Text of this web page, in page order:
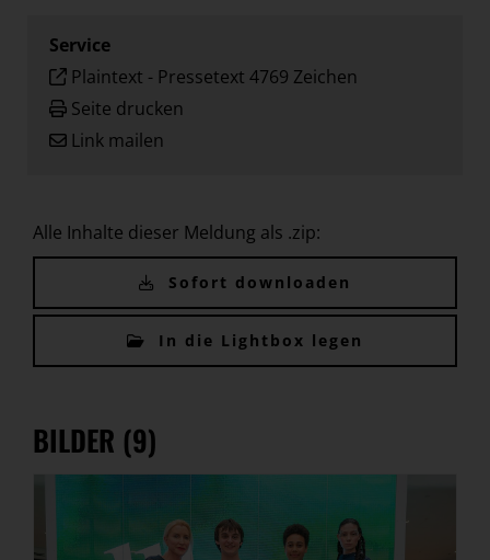
Service
Plaintext - Pressetext 4769 Zeichen
Seite drucken
Link mailen
Alle Inhalte dieser Meldung als .zip:
Sofort downloaden
In die Lightbox legen
BILDER (9)